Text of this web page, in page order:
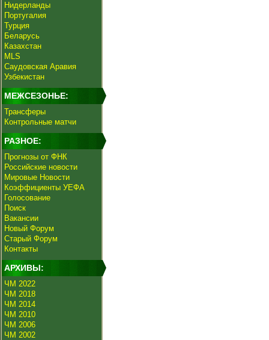
Нидерланды
Португалия
Турция
Беларусь
Казахстан
MLS
Саудовская Аравия
Узбекистан
МЕЖСЕЗОНЬЕ:
Трансферы
Контрольные матчи
РАЗНОЕ:
Прогнозы от ФНК
Российские новости
Мировые Новости
Коэффициенты УЕФА
Голосование
Поиск
Вакансии
Новый Форум
Старый Форум
Контакты
АРХИВЫ:
ЧМ 2022
ЧМ 2018
ЧМ 2014
ЧМ 2010
ЧМ 2006
ЧМ 2002